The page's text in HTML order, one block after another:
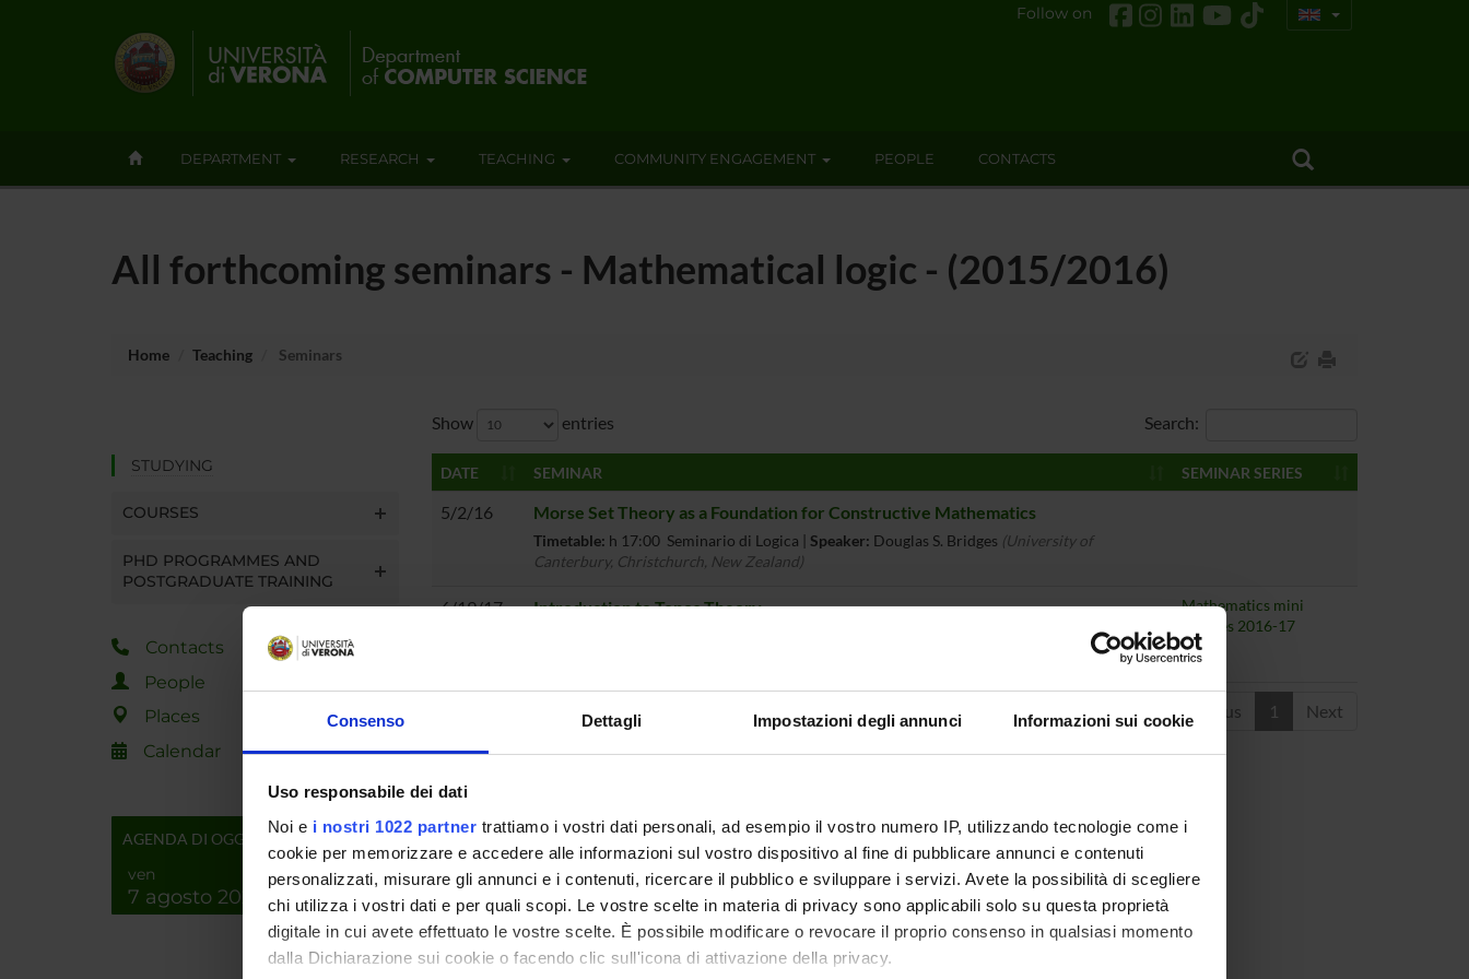
Consenso Dettagli Impostazioni degli annunci Informazioni sui cookie
Uso responsabile dei dati
Noi e i nostri 1022 partner trattiamo i vostri dati personali, ad esempio il vostro numero IP, utilizzando tecnologie come i
cookie per memorizzare e accedere alle informazioni sul vostro dispositivo al fine di pubblicare annunci e contenuti
personalizzati, misurare gli annunci e i contenuti, ricercare il pubblico e sviluppare i servizi. Avete la possibilità di scegliere
chi utilizza i vostri dati e per quali scopi. Le vostre scelte in materia di privacy sono applicabili solo su questa proprietà
digitale in cui avete effettuato le vostre scelte. È possibile modificare o revocare il proprio consenso in qualsiasi momento
dalla Dichiarazione sui cookie o facendo clic sull'icona di attivazione della privacy.
Follow on
DEPARTMENT RESEARCH TEACHING COMMUNITY ENGAGEMENT PEOPLE CONTACTS
All forthcoming seminars - Mathematical logic - (2015/2016)
Home Teaching Seminars
STUDYING
COURSES
PHD PROGRAMMES AND
POSTGRADUATE TRAINING
Contacts
People
Places
Calendar
AGENDA DI OGGI
ven
7 agosto 2026
Show entries Search:
DATE SEMINAR SEMINAR SERIES
5/2/16 Morse Set Theory as a Foundation for Constructive Mathematics
Timetable: h 17:00 Seminario di Logica | Speaker: Douglas S. Bridges (University of
Canterbury, Christchurch, New Zealand)
6/19/17 Introduction to Topos Theory
Mathematics mini
courses 2016-17
Showing 1 to 2 of 2 entries Previous 1
Next
Tot 2 Seminars